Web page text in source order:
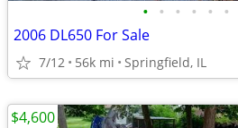
• • • • • •
2006 DL650 For Sale
7/12 56k mi Springfield, IL
$4,600